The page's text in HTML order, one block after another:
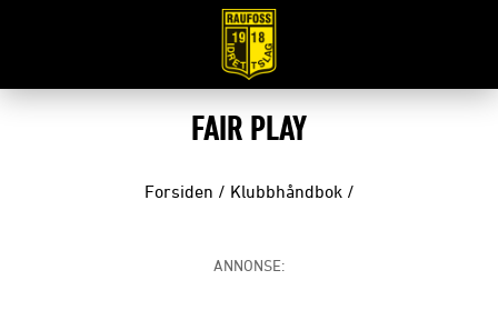
FAIR PLAY
Forsiden / Klubbhåndbok /
ANNONSE: